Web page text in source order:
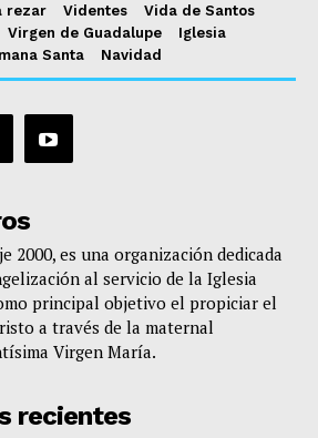
rezar Videntes
Vida de Santos
Virgen de Guadalupe
Iglesia
Santa
Navidad
2000, es una organización dedicada
al servicio de la Iglesia
principal objetivo el propiciar el
a través de la maternal
Virgen María.
recientes